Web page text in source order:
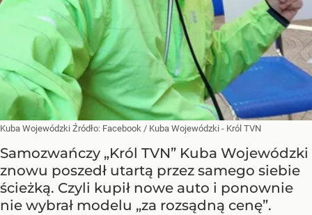
Kuba Wojewódzki Źródło: Facebook / Kuba Wojewódzki - Król TVN
Samozwańczy „Król TVN” Kuba Wojewódzki
znowu poszedł utartą przez samego siebie
ścieżką. Czyli kupił nowe auto i ponownie
nie wybrał modelu „za rozsądną cenę”.